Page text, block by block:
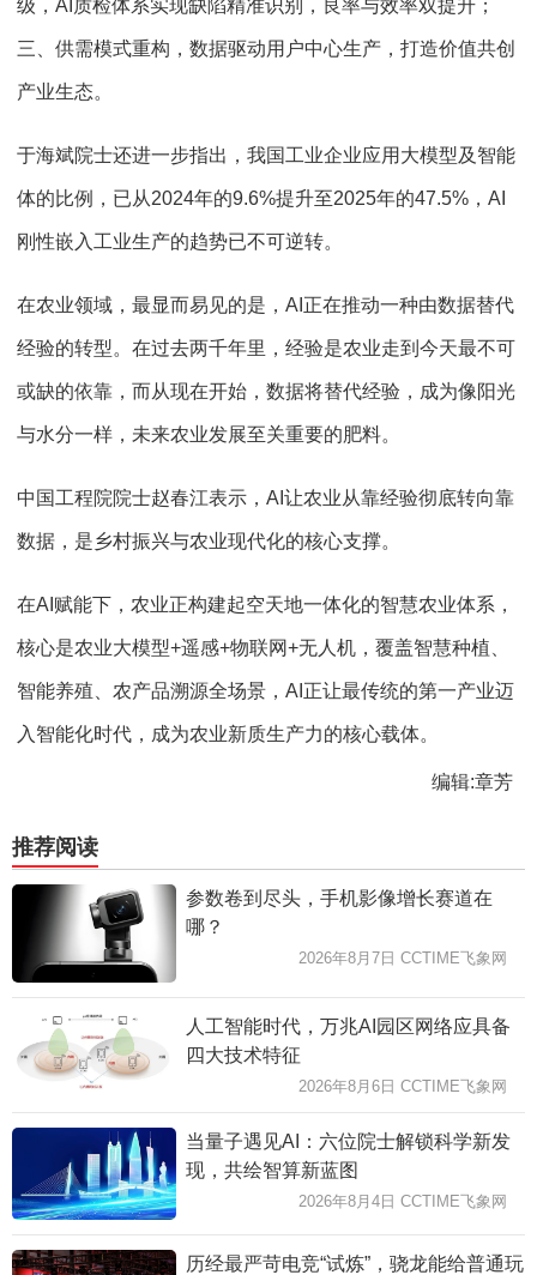
级， AI 质检体系实现缺陷精准识别，良率与效率双提升；
三、供需模式重构，数据驱动用户中心生产，打造价值共创
产业生态。
于海斌院士还进一步指出，我国工业企业应用大模型及智能
体的比例，已从2024年的9.6%提升至2025年的47.5% ， AI
刚性嵌入工业生产的趋势已不可逆转。
在农业领域，最显而易见的是， AI 正在推动一种由数据替代
经验的转型。在过去两千年里，经验是农业走到今天最不可
或缺的依靠，而从现在开始，数据将替代经验，成为像阳光
与水分一样，未来农业发展至关重要的肥料。
中国工程院院士赵春江表示， AI 让农业从靠经验彻底转向靠
数据，是乡村振兴与农业现代化的核心支撑。
在AI 赋能下，农业正构建起空天地一体化的智慧农业体系，
核心是农业大模型+遥感+物联网+无人机，覆盖智慧种植、
智能养殖、农产品溯源全场景， AI 正让最传统的第一产业迈
入智能化时代，成为农业新质生产力的核心载体。
编辑:章芳
推荐阅读
参数卷到尽头，手机影像增长赛道在
哪？
2026年8月7日 CCTIME飞象网
人工智能时代，万兆AI园区网络应具备
四大技术特征
2026年8月6日 CCTIME飞象网
当量子遇见AI：六位院士解锁科学新发
现，共绘智算新蓝图
2026年8月4日 CCTIME飞象网
历经最严苛电竞“试炼”，骁龙能给普通玩